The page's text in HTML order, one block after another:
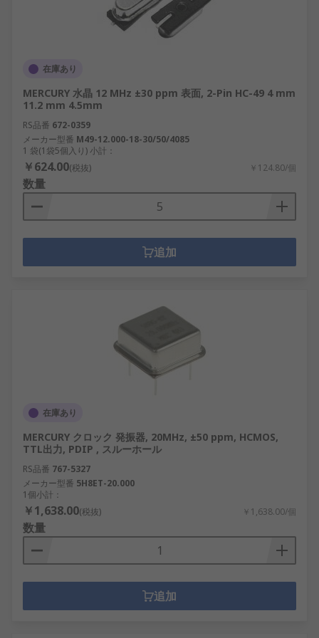
在庫あり
MERCURY 水晶 12 MHz ±30 ppm 表面, 2-Pin HC-49 4 mm
11.2 mm 4.5mm
RS品番 672-0359
メーカー型番 M49-12.000-18-30/50/4085
1 袋(1袋5個入り) 小計：
￥624.00(税抜) ￥124.80/個
数量
追加
在庫あり
MERCURY クロック 発振器, 20MHz, ±50 ppm, HCMOS,
TTL出力, PDIP , スルーホール
RS品番 767-5327
メーカー型番 5H8ET-20.000
1個小計：
￥1,638.00(税抜) ￥1,638.00/個
数量
追加